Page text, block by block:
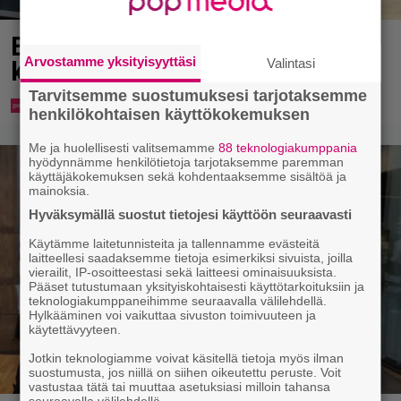
Eppu Normaalin viimeinen
konsertti esitetään Ylellä
Arvostamme yksityisyyttäsi Valintasi
Tarvitsemme suostumuksesi tarjotaksemme
henkilökohtaisen käyttökokemuksen
Me ja huolellisesti valitsemamme88 teknologiakumppania
hyödynnämme henkilötietoja tarjotaksemme paremman
käyttäjäkokemuksen sekä kohdentaaksemme sisältöä ja
mainoksia.
Hyväksymällä suostut tietojesi käyttöön seuraavasti
Käytämme laitetunnisteita ja tallennamme evästeitä
laitteellesi saadaksemme tietoja esimerkiksi sivuista, joilla
vierailit, IP-osoitteestasi sekä laitteesi ominaisuuksista.
Pääset tutustumaan yksityiskohtaisesti käyttötarkoituksiin ja
teknologiakumppaneihimme seuraavalla välilehdellä.
Hylkääminen voi vaikuttaa sivuston toimivuuteen ja
käytettävyyteen.
Jotkin teknologiamme voivat käsitellä tietoja myös ilman
suostumusta, jos niillä on siihen oikeutettu peruste. Voit
vastustaa tätä tai muuttaa asetuksiasi milloin tahansa